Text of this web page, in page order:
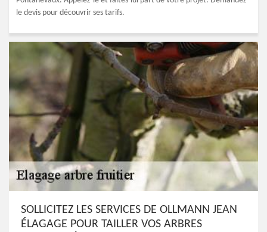
le devis pour découvrir ses tarifs.
SOLLICITEZ LES SERVICES DE OLLMANN JEAN
ÉLAGAGE POUR TAILLER VOS ARBRES